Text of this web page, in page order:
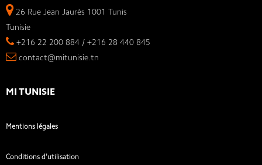
26 Rue Jean Jaurès 1001 Tunis
Tunisie
+216 22 200 884 / +216 28 440 845
contact@mitunisie.tn
MI TUNISIE
Mentions légales
Conditions d'utilisation